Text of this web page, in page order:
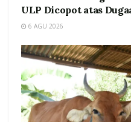
ULP Dicopot atas
6 AGU 2026